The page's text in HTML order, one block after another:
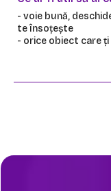
- voie bună,
te însoțește
- orice obiect care